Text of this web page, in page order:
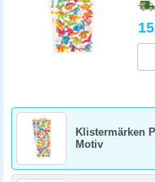
Klistermärken
Motiv